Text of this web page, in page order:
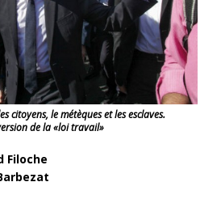
citoyens, le métèques et les esclaves.
de la «loi travail»
Filoche